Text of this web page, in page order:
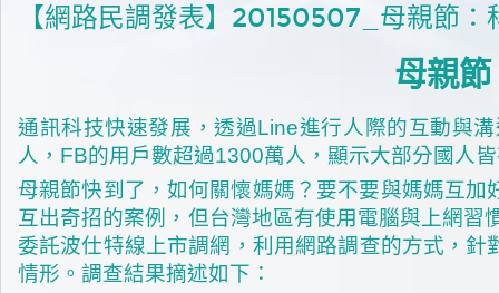
【網路民調發表】20150507_母親節
母親
通訊科技快速發展，透過Line進行人際的互動與
人，FB的用戶數超過1300萬人，顯示大部分國人
母親節快到了，如何關懷媽媽？要不要與媽媽互
互出奇招的案例，但台灣地區有使用電腦與上網
委託波仕特線上市調網，利用網路調查的方式，
情形。調查結果摘述如下：